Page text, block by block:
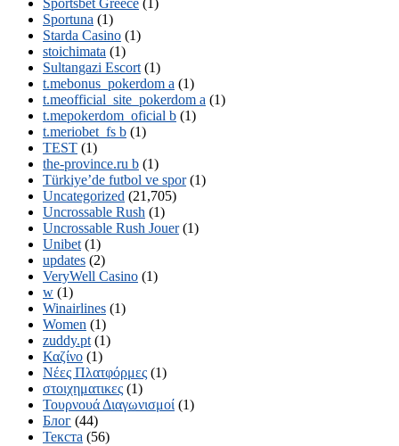
Sportsbet Greece (1)
Sportuna (1)
Starda Casino (1)
stoichimata (1)
Sultangazi Escort (1)
t.mebonus_pokerdom a (1)
t.meofficial_site_pokerdom a (1)
t.mepokerdom_oficial b (1)
t.meriobet_fs b (1)
TEST (1)
the-province.ru b (1)
Türkiye’de futbol ve spor (1)
Uncategorized (21,705)
Uncrossable Rush (1)
Uncrossable Rush Jouer (1)
Unibet (1)
updates (2)
VeryWell Casino (1)
w (1)
Winairlines (1)
Women (1)
zuddy.pt (1)
Καζίνο (1)
Νέες Πλατφόρμες (1)
στοιχηματικες (1)
Τουρνουά Διαγωνισμοί (1)
Блог (44)
Текста (56)